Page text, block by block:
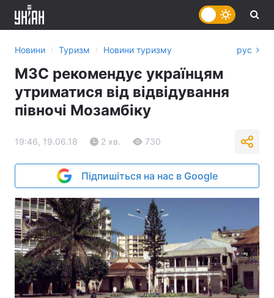
Новини › Туризм › Новини туризму рус
МЗС рекомендує українцям
утриматися від відвідування
півночі Мозамбіку
19:46, 19.06.18 2 хв. 730
Підпишіться на нас в Google